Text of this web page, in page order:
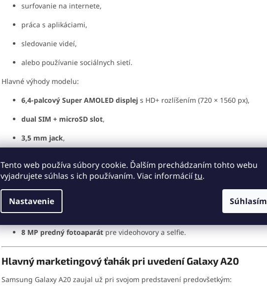
Tento web používa súbory cookie. Ďalším prechádzaním tohto webu
vyjadrujete súhlas s ich používaním. Viac informáciítu.
Nastavenie Súhlasím
surfovanie na internete,
práca s aplikáciami,
sledovanie videí,
alebo používanie sociálnych sietí.
Hlavné výhody modelu:
6,4-palcový Super AMOLED displej s HD+ rozlíšením (720 × 1560 px),
dual SIM + microSD slot,
3,5 mm jack,
4000 mAh batérias podporou 15 W rýchleho nabíjania,
zadný snímač odtlačkov prstov
dvojitý zadný fotoaparát
8 MP predný fotoaparátpre videohovory a selfie.
Hlavný marketingový ťahák pri uvedení Galaxy A20
Samsung Galaxy A20 zaujal už pri svojom predstavení predovšetkým: